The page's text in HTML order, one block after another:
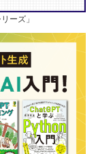
ーズ」